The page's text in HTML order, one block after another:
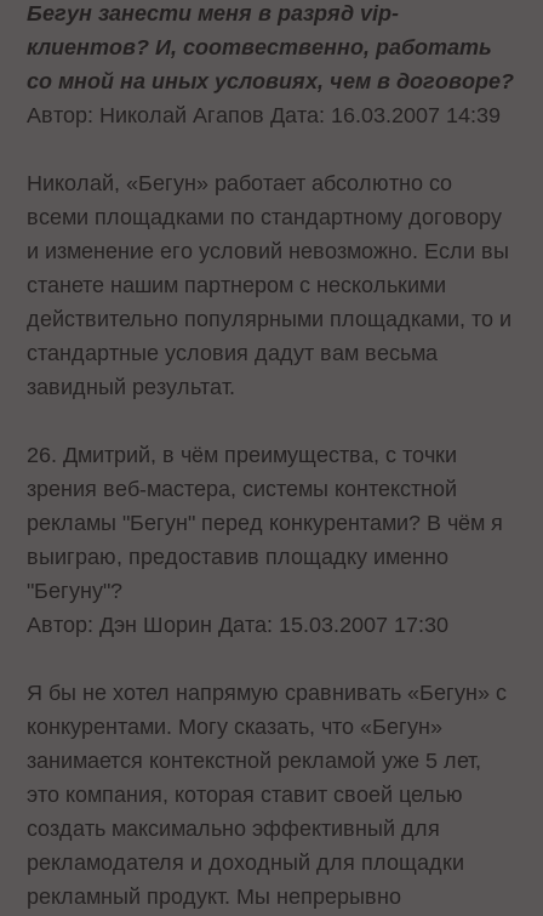
Бегун занести меня в разряд vip-
клиентов? И, соотвественно, работать
со мной на иных условиях, чем в договоре?
Автор: Николай Агапов Дата: 16.03.2007 14:39
Николай, «Бегун» работает абсолютно со
всеми площадками по стандартному договору
и изменение его условий невозможно. Если вы
станете нашим партнером с несколькими
действительно популярными площадками, то и
стандартные условия дадут вам весьма
завидный результат.
26. Дмитрий, в чём преимущества, с точки
зрения веб-мастера, системы контекстной
рекламы "Бегун" перед конкурентами? В чём я
выиграю, предоставив площадку именно
"Бегуну"?
Автор: Дэн Шорин Дата: 15.03.2007 17:30
Я бы не хотел напрямую сравнивать «Бегун» с
конкурентами. Могу сказать, что «Бегун»
занимается контекстной рекламой уже 5 лет,
это компания, которая ставит своей целью
создать максимально эффективный для
рекламодателя и доходный для площадки
рекламный продукт. Мы непрерывно